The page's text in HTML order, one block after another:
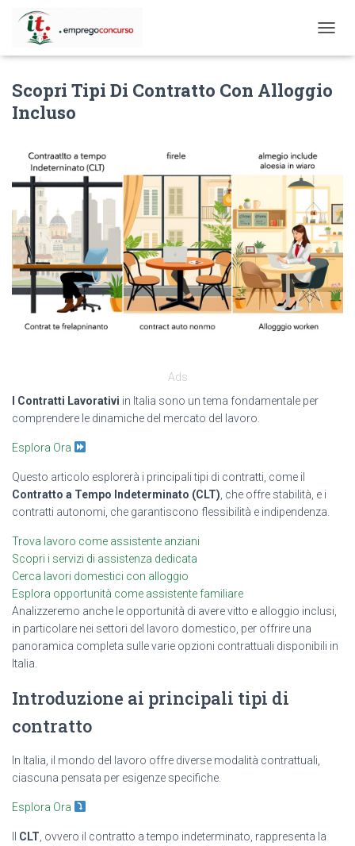
O
G
L
I
G
A
T
I
O
N
Scopri Tipi Di Contratto Con Alloggio
Incluso
Ads
I Contratti Lavorativi in Italia sono un tema fondamentale per
comprendere le dinamiche del mercato del lavoro.
Esplora Ora
Questo articolo esplorerà i principali tipi di contratti, come il
Contratto a Tempo Indeterminato (CLT) , che offre stabilità, e i
contratti autonomi, che garantiscono flessibilità e indipendenza.
Trova lavoro come assistente anziani
Scopri i servizi di assistenza dedicata
Cerca lavori domestici con alloggio
Esplora opportunità come assistente familiare
Analizzeremo anche le opportunità di avere vitto e alloggio inclusi,
in particolare nei settori del lavoro domestico, per offrire una
panoramica completa sulle varie opzioni contrattuali disponibili in
Italia.
Introduzione ai principali tipi di
contratto
In Italia, il mondo del lavoro offre diverse modalità contrattuali,
ciascuna pensata per esigenze specifiche.
Esplora Ora
CLT , ovvero il contratto a tempo indeterminato, rappresenta la